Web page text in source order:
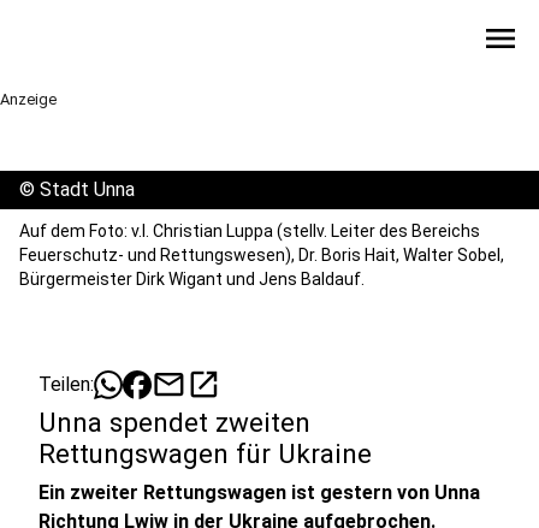
menu
Anzeige
© Stadt Unna
Auf dem Foto: v.l. Christian Luppa (stellv. Leiter des Bereichs
Feuerschutz- und Rettungswesen), Dr. Boris Hait, Walter Sobel,
Bürgermeister Dirk Wigant und Jens Baldauf.
Teilen: mailopen_in_new
Unna spendet zweiten
Rettungswagen für Ukraine
Ein zweiter Rettungswagen ist gestern von Unna
Richtung Lwiw in der Ukraine aufgebrochen.